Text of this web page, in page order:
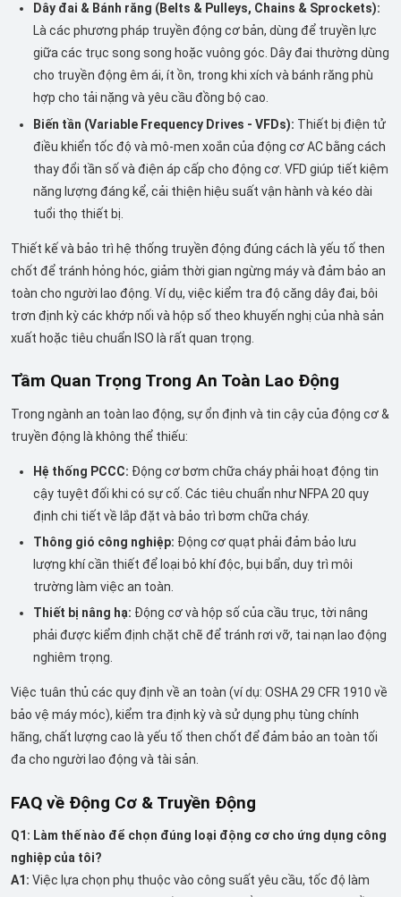
Dây đai & Bánh răng (Belts & Pulleys, Chains & Sprockets):
Là các phương pháp truyền động cơ bản, dùng để truyền lực
giữa các trục song song hoặc vuông góc. Dây đai thường dùng
cho truyền động êm ái, ít ồn, trong khi xích và bánh răng phù
hợp cho tải nặng và yêu cầu đồng bộ cao.
Biến tần (Variable Frequency Drives - VFDs): Thiết bị điện tử
điều khiển tốc độ và mô-men xoắn của động cơ AC bằng cách
thay đổi tần số và điện áp cấp cho động cơ. VFD giúp tiết kiệm
năng lượng đáng kể, cải thiện hiệu suất vận hành và kéo dài
tuổi thọ thiết bị.
Thiết kế và bảo trì hệ thống truyền động đúng cách là yếu tố then
chốt để tránh hỏng hóc, giảm thời gian ngừng máy và đảm bảo an
toàn cho người lao động. Ví dụ, việc kiểm tra độ căng dây đai, bôi
trơn định kỳ các khớp nối và hộp số theo khuyến nghị của nhà sản
xuất hoặc tiêu chuẩn ISO là rất quan trọng.
Tầm Quan Trọng Trong An Toàn Lao Động
Trong ngành an toàn lao động, sự ổn định và tin cậy của động cơ &
truyền động là không thể thiếu:
Hệ thống PCCC: Động cơ bơm chữa cháy phải hoạt động tin
cậy tuyệt đối khi có sự cố. Các tiêu chuẩn như NFPA 20 quy
định chi tiết về lắp đặt và bảo trì bơm chữa cháy.
Thông gió công nghiệp: Động cơ quạt phải đảm bảo lưu
lượng khí cần thiết để loại bỏ khí độc, bụi bẩn, duy trì môi
trường làm việc an toàn.
Thiết bị nâng hạ: Động cơ và hộp số của cầu trục, tời nâng
phải được kiểm định chặt chẽ để tránh rơi vỡ, tai nạn lao động
nghiêm trọng.
Việc tuân thủ các quy định về an toàn (ví dụ: OSHA 29 CFR 1910 về
bảo vệ máy móc), kiểm tra định kỳ và sử dụng phụ tùng chính
hãng, chất lượng cao là yếu tố then chốt để đảm bảo an toàn tối
đa cho người lao động và tài sản.
FAQ về Động Cơ & Truyền Động
Q1: Làm thế nào để chọn đúng loại động cơ cho ứng dụng công
nghiệp của tôi?
A1: Việc lựa chọn phụ thuộc vào công suất yêu cầu, tốc độ làm